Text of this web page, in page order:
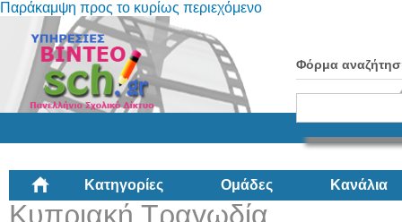
Παράκαμψη προς το κυρίως περιεχόμενο
Φόρμα
Κατηγορίες Ομάδες Κανάλια
Κυπριακή Τραγωδία